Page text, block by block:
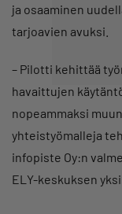
ja osaaminen
tarjoavien avuksi.
– Pilotti kehittää
havaittujen
nopeammaksi
yhteistyömalleja
infopiste Oy:n
ELY-keskuksen